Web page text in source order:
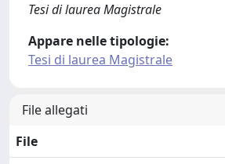
Tesi di laurea Magistrale
Appare nelle tipologie:
Tesi di laurea Magistrale
File allegati
File